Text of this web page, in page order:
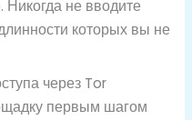
не вводите
которых вы не
через Tor
первым шагом